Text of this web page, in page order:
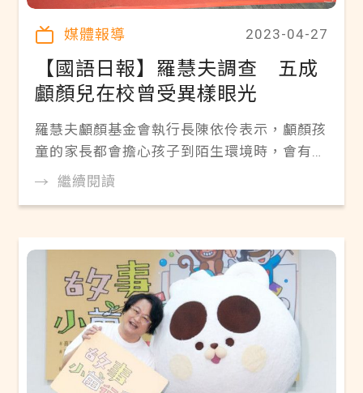
媒體報導 2023-04-27
【國語日報】羅慧夫調查 五成
顱顏兒在校曾受異樣眼光
羅慧夫顱顏基金會執行長陳依伶表示，顱顏孩
童的家長都會擔心孩子到陌生環境時，會有不
適應的情況。因此呼籲大家面對特殊的孩子
繼續閱讀